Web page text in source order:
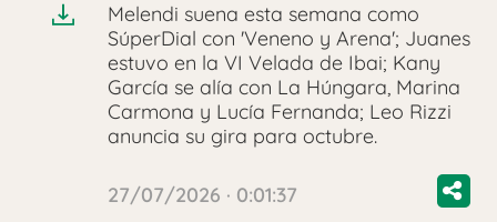
Melendi suena esta semana como
SúperDial con 'Veneno y Arena'; Juanes
estuvo en la VI Velada de Ibai; Kany
García se alía con La Húngara, Marina
Carmona y Lucía Fernanda; Leo Rizzi
anuncia su gira para octubre.
27/07/2026 · 0:01:37